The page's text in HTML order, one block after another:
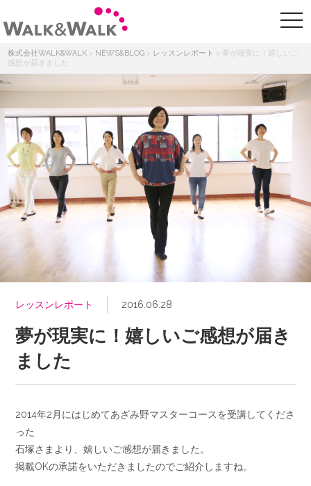
株式会社WALK&WALK > NEWS&BLOG > レッスンレポート >夢が現実に！嬉しいご
感想が届きました
レッスンレポート 2016.06.28
夢が現実に！嬉しいご感想が届き
ました
2014年2月にはじめてあざみ野マスターコースを受講してくださ
った
石塚さまより、嬉しいご感想が届きました。
掲載OKの承諾をいただきましたのでご紹介しますね。